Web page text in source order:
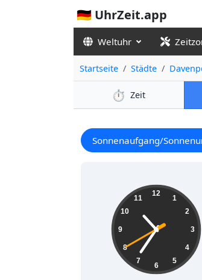
🇩🇪 UhrZeit.app
Weltuhr
Startseite Städte
⏱️ Zeit
Sonnenaufgang/
22:35:41 12
1
2
3
4
5
6
7
8
9
10
11